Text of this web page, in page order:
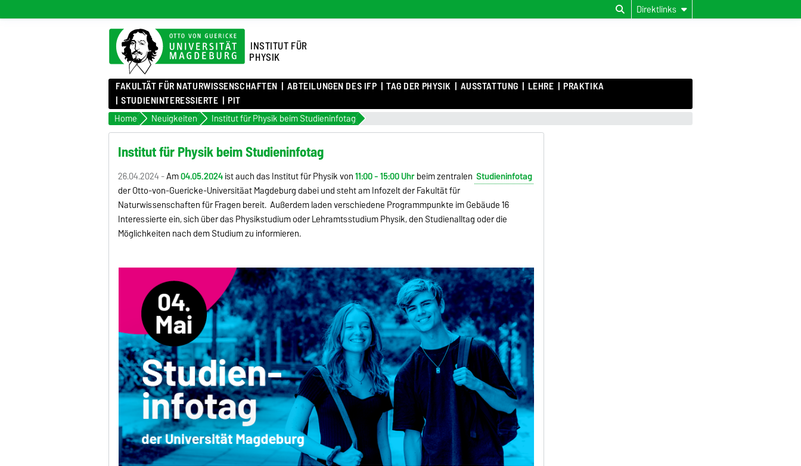
Direktlinks
INSTITUT FÜR
PHYSIK
FAKULTÄT FÜR NATURWISSENSCHAFTEN ABTEILUNGEN DES IFP TAG DER PHYSIK AUSSTATTUNG LEHRE PRAKTIKA
STUDIENINTERESSIERTE
PIT
Home Neuigkeiten Institut für Physik beim Studieninfotag
Institut für Physik beim Studieninfotag
26.04.2024 -Am04.05.2024ist auch das Institut für Physik von11:00 - 15:00 Uhrbeim zentralen Studieninfotag
der Otto-von-Guericke-Universitäat Magdeburg dabei und steht am Infozelt der Fakultät für
Naturwissenschaften für Fragen bereit. Außerdem laden verschiedene Programmpunkte im Gebäude 16
Interessierte ein, sich über das Physikstudium oder Lehramtsstudium Physik, den Studienalltag oder die
Möglichkeiten nach dem Studium zu informieren.